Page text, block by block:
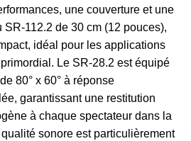
une couverture et une
112.2 de 30 cm (12 pouces),
idéal pour les applications
Le SR-28.2 est équipé
80° x 60° à réponse
garantissant une restitution
à chaque spectateur dans la
sonore est particulièrement